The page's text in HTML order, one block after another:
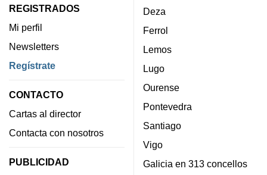
REGISTRADOS
Mi perfil
Newsletters
Regístrate
CONTACTO
Cartas al director
Contacta con nosotros
PUBLICIDAD
Deza
Ferrol
Lemos
Lugo
Ourense
Pontevedra
Santiago
Vigo
Galicia en 313 concellos